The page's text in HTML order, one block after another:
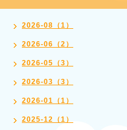
2026-08（1）
2026-06（2）
2026-05（3）
2026-03（3）
2026-01（1）
2025-12（1）